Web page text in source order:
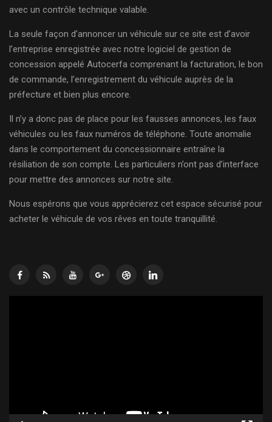
avec un contrôle technique valable.
La seule façon d’annoncer un véhicule sur ce site est d’avoir
l’entreprise enregistrée avec notre logiciel de gestion de
concession appelé Autocerfa comprenant la facturation, le bon
de commande, l’enregistrement du véhicule auprès de la
préfecture et bien plus encore.
Il n’y a donc pas de place pour les fausses annonces, les faux
véhicules ou les faux numéros de téléphone. Toute anomalie
dans le comportement du concessionnaire entraîne la
résiliation de son compte. Les particuliers n’ont pas d’interface
pour mettre des annonces sur notre site.
Nous espérons que vous apprécierez cet espace sécurisé pour
acheter le véhicule de vos rêves en toute tranquillité.